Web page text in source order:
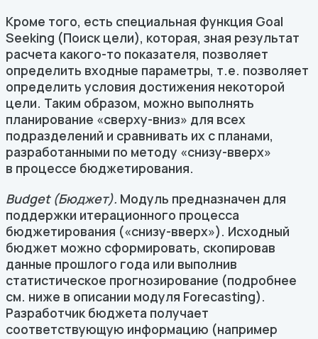
Кроме того, есть специальная функция Goal
Seeking (Поиск цели), которая, зная результат
расчета какого-то показателя, позволяет
определить входные параметры, т.е. позволяет
определить условия достижения некоторой
цели. Таким образом, можно выполнять
планирование «сверху-вниз» для всех
подразделений и сравнивать их с планами,
разработанными по методу «снизу-вверх»
в процессе бюджетирования.
Budget (Бюджет). Модуль предназначен для
поддержки итерационного процесса
бюджетирования («снизу-вверх»). Исходный
бюджет можно сформировать, скопировав
данные прошлого года или выполнив
статистическое прогнозирование (подробнее
см. ниже в описании модуля Forecasting).
Разработчик бюджета получает
соответствующую информацию (например